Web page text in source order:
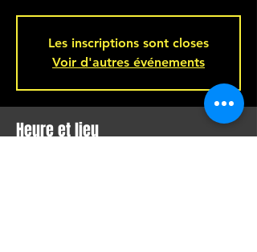
Les inscriptions sont closes
Voir d'autres événements
Heure et lieu